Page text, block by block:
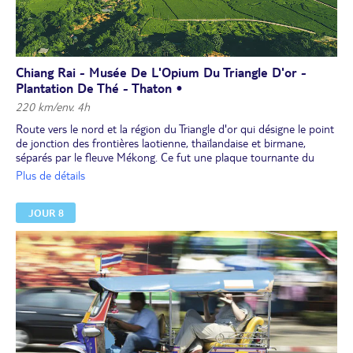
Chiang Rai - Musée De L'Opium Du Triangle D'or -
Plantation De Thé - Thaton •
220 km/env. 4h
Route vers le nord et la région du Triangle d'or qui désigne le point
de jonction des frontières laotienne, thaïlandaise et birmane,
séparés par le fleuve Mékong. Ce fut une plaque tournante du
commerce de l'opium. Visite du
Route verdoyante vers une immense plantation de thé.
Déjeuner.
Route verdoyante vers laplantation de théChoui Fong. Vous
aurez une splendide vue sur les plantations de thé qui ondulent
sur les collines.
Vous rejoindrez Thaton et découvrirez l’art traditionnel local du
tissagedans un village.
En fin de journée, vous pourrez participer à une démonstration de
cuisine traditionnelle.
Spectacle de danses traditionnelles Hmong, suivi du dîner. Nuit
à l’hôtel à Thaton.
Plus de détails
JOUR 8